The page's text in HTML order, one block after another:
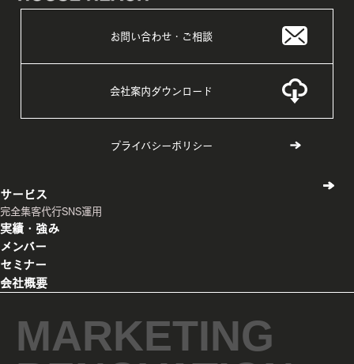
お問い合わせ・ご相談
会社案内ダウンロード
プライバシーポリシー
サービス
完全集客代行SNS運用
実績・強み
メンバー
セミナー
会社概要